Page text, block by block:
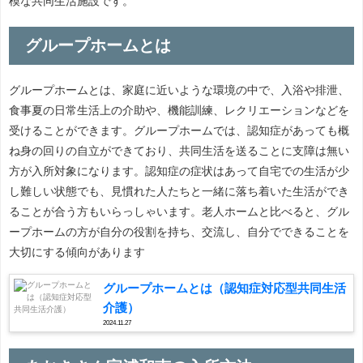
グループホームとは
グループホームとは、家庭に近いような環境の中で、入浴や排泄、
食事夏の日常生活上の介助や、機能訓練、レクリエーションなどを
受けることができます。グループホームでは、認知症があっても概
ね身の回りの自立ができており、共同生活を送ることに支障は無い
方が入所対象になります。認知症の症状はあって自宅での生活が少
し難しい状態でも、見慣れた人たちと一緒に落ち着いた生活ができ
ることが合う方もいらっしゃいます。老人ホームと比べると、グル
ープホームの方が自分の役割を持ち、交流し、自分でできることを
大切にする傾向があります
グループホームとは（認知症対応型共同生活
介護）
2024.11.27